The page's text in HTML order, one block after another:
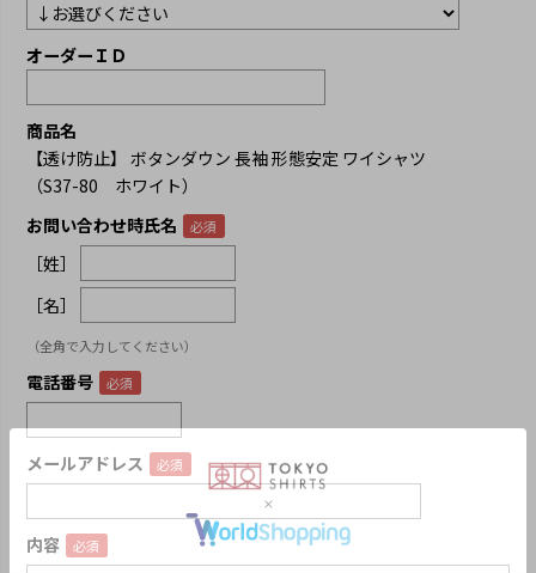
オーダーＩＤ
商品名
【透け防止】 ボタンダウン 長袖 形態安定 ワイシャツ
（S37-80 ホワイト）
お問い合わせ時氏名
［姓］
［名］
（全角で入力してください）
電話番号
メールアドレス
内容